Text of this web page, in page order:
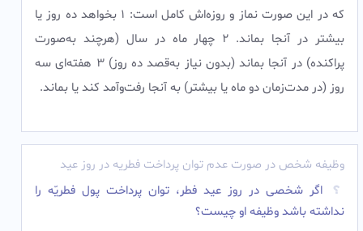
که در اين صورت نماز و روزه‌اش کامل است: 1 بخواهد ده روز يا
بيشتر در آنجا بماند. 2 چهار ماه در سال (هرچند به‌صورت
پراکنده) در آنجا بماند (بدون نياز به‌قصد ده روز) 3 هفته‌ای سه
روز (در مدت‌زمان دو ماه يا بيشتر) به آنجا رفت‌وآمد کند يا بماند.
وظیفه شخص در صورت عدم توان پرداخت فطریه در روز عید
اگر شخصی در روز عید فطر، توان پرداخت پول فطریّه را
نداشته باشد وظیفه او چیست؟